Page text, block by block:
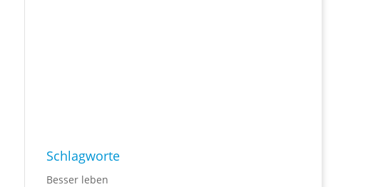
Schlagworte
Besser leben